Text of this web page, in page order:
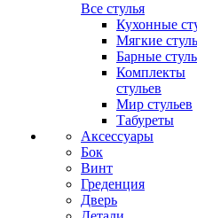
Все стулья
Кухонные
Мягкие
Барные
Комплекты
стульев
Мир стульев
Табуреты
Аксессуары
Бок
Винт
Греденция
Дверь